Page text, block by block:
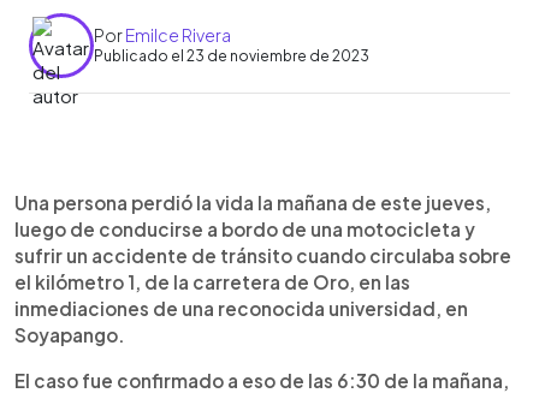
PorEmilce Rivera
Publicado el 23 de noviembre de 2023
Escuchar artículo
Una persona perdió la vida la mañana de este jueves,
luego de conducirse a bordo de una motocicleta y
sufrir un accidente de tránsito cuando circulaba sobre
el kilómetro 1, de la carretera de Oro, en las
inmediaciones de una reconocida universidad, en
Soyapango.
El caso fue confirmado a eso de las 6:30 de la mañana,